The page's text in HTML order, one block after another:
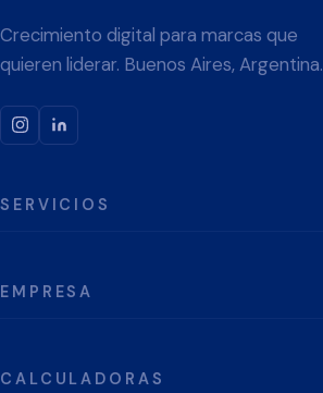
Crecimiento digital para marcas que
quieren liderar. Buenos Aires, Argentina.
SERVICIOS
EMPRESA
CALCULADORAS